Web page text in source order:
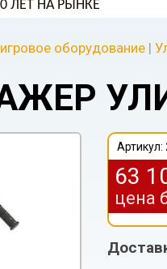
ЛЕТ НА РЫНКЕ
оборудование |
Артикул:
63
цена